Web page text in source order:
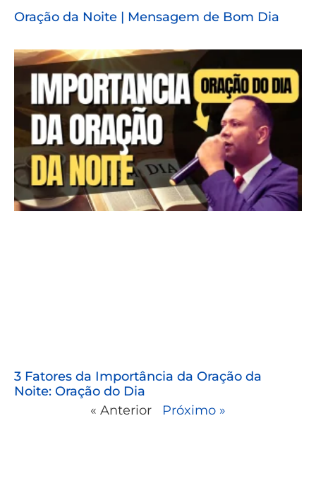
Oração da Noite | Mensagem de Bom Dia
3 Fatores da Importância da Oração da
Noite: Oração do Dia
« Anterior
Próximo »